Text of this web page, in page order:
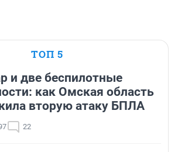
ТОП 5
и две беспилотные
как Омская область
вторую атаку БПЛА
22